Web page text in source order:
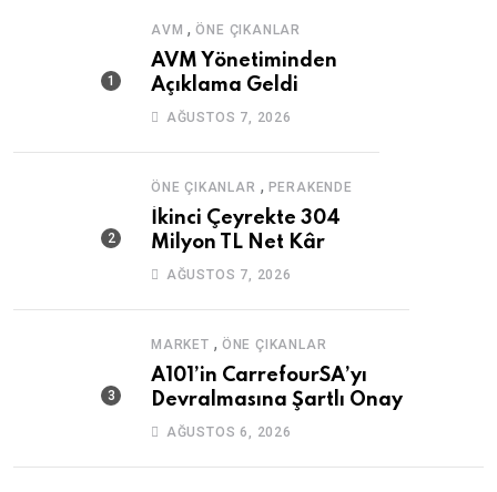
AVM ,ÖNE ÇIKANLAR
AVM Yönetiminden
Açıklama Geldi
AĞUSTOS 7, 2026
ÖNE ÇIKANLAR , PERAKENDE
İkinci Çeyrekte 304
Milyon TL Net Kâr
AĞUSTOS 7, 2026
MARKET , ÖNE ÇIKANLAR
A101’in CarrefourSA’yı
Devralmasına Şartlı Onay
AĞUSTOS 6, 2026